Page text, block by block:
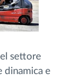
settore
dinamica e